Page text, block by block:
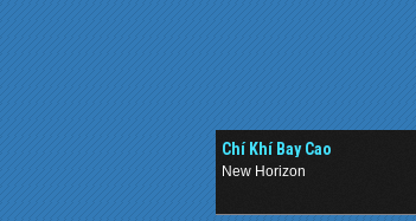
Chí Khí Bay Cao
New Horizon